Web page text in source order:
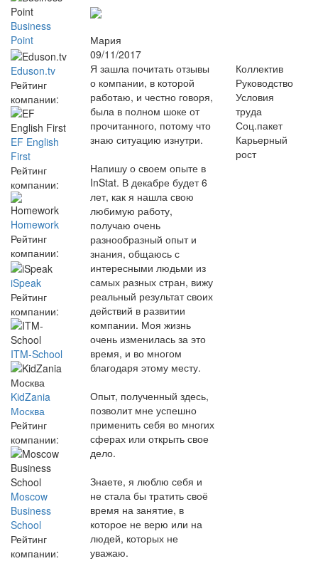
Business
Point
Eduson.tv
Рейтинг
компании:
EF English
First
Рейтинг
компании:
Homework
Рейтинг
компании:
iSpeak
Рейтинг
компании:
ITM-School
KidZania
Москва
Рейтинг
компании:
Moscow
Business
School
Рейтинг
компании:
Мария
09/11/2017
Я зашла почитать отзывы
о компании, в которой
работаю, и честно говоря,
была в полном шоке от
прочитанного, потому что
знаю ситуацию изнутри.
Напишу о своем опыте в
InStat. В декабре будет 6
лет, как я нашла свою
любимую работу,
получаю очень
разнообразный опыт и
знания, общаюсь с
интересными людьми из
самых разных стран, вижу
реальный результат своих
действий в развитии
компании. Моя жизнь
очень изменилась за это
время, и во многом
благодаря этому месту.
Опыт, полученный здесь,
позволит мне успешно
применить себя во многих
сферах или открыть свое
дело.
Знаете, я люблю себя и
не стала бы тратить своё
время на занятие, в
которое не верю или на
людей, которых не
уважаю.
Коллектив
Руководство
Условия
труда
Соц.пакет
Карьерный
рост